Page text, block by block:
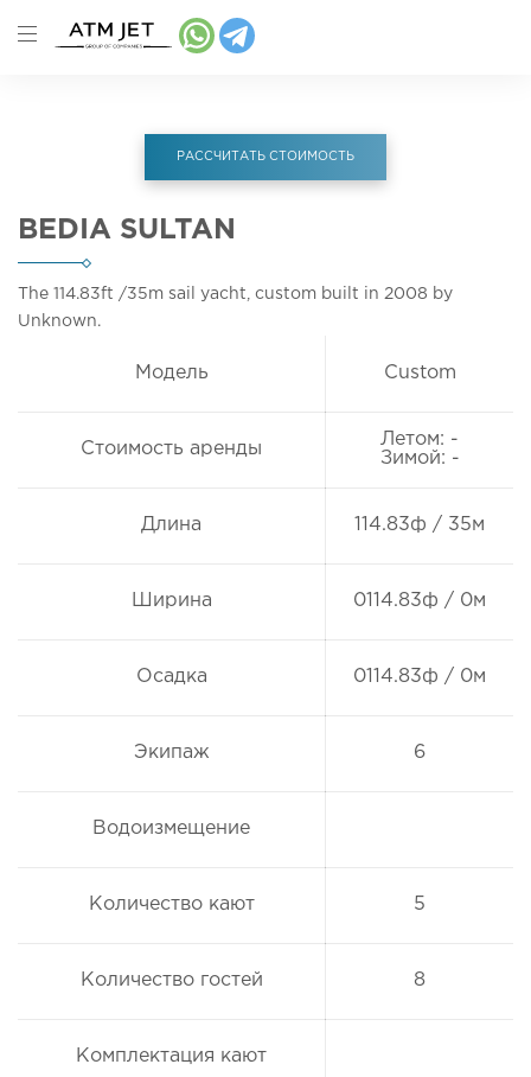
РАССЧИТАТЬ СТОИМОСТЬ
BEDIA SULTAN
The 114.83ft /35m sail yacht, custom built in 2008 by
Unknown.
Модель Custom
Стоимость аренды
Летом: -
Зимой: -
Длина 114.83ф / 35м
Ширина 0114.83ф / 0м
Осадка 0114.83ф / 0м
Экипаж 6
Водоизмещение
Количество кают 5
Количество гостей 8
Комплектация кают